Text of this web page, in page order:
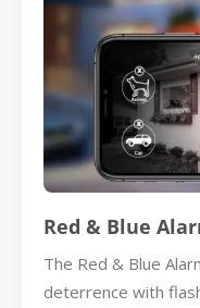
Red & Blue
The Red & Blue
deterrence with